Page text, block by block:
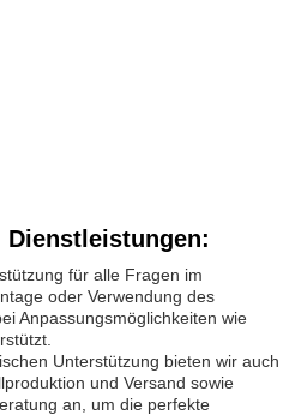
für alle Fragen im
oder Verwendung des
Anpassungsmöglichkeiten wie
Unterstützung bieten wir auch
und Versand sowie
an, um die perfekte